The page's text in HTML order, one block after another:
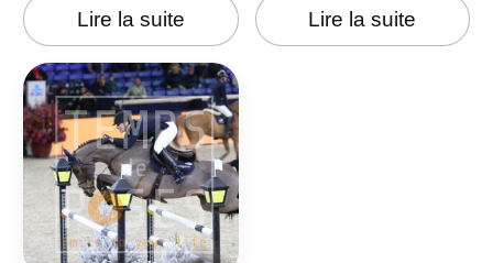
Lire la suite Lire la suite